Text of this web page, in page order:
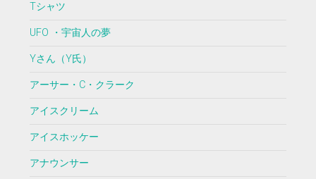
Tシャツ
UFO ・宇宙人の夢
Yさん（Y氏）
アーサー・C・クラーク
アイスクリーム
アイスホッケー
アナウンサー